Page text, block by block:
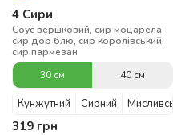
4 Сири
Cоус вершковий, сир моцарела,
сир дор блю, сир королівський,
сир пармезан
30 см
40 см
Кунжутний Сирний Мисливський
319 грн